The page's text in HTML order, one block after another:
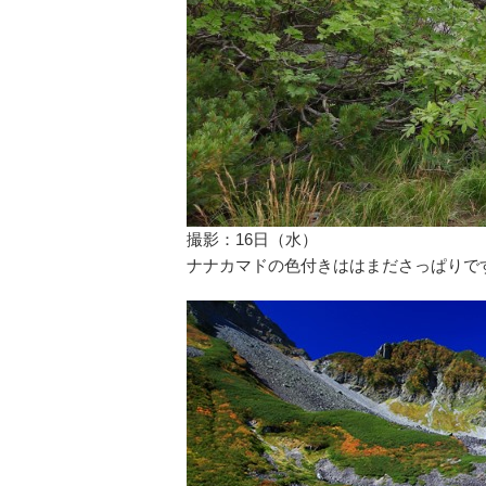
撮影：16日（水）
ナナカマドの色付きははまださっぱりで